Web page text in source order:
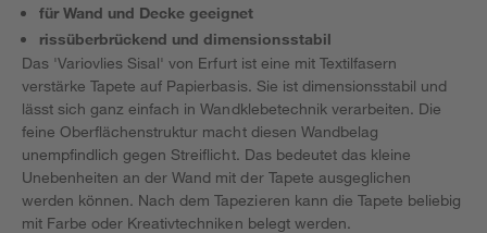
für Wand und Decke geeignet
rissüberbrückend und dimensionsstabil
Das 'Variovlies Sisal' von Erfurt ist eine mit Textilfasern
verstärke Tapete auf Papierbasis. Sie ist dimensionsstabil und
lässt sich ganz einfach in Wandklebetechnik verarbeiten. Die
feine Oberflächenstruktur macht diesen Wandbelag
unempfindlich gegen Streiflicht. Das bedeutet das kleine
Unebenheiten an der Wand mit der Tapete ausgeglichen
werden können. Nach dem Tapezieren kann die Tapete beliebig
mit Farbe oder Kreativtechniken belegt werden.